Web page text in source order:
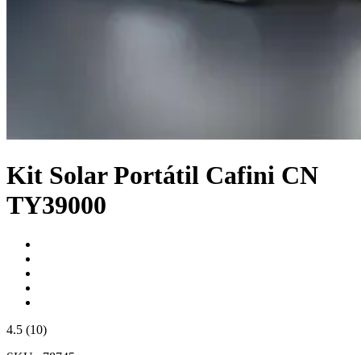
Kit Solar Portátil Cafini CN
TY39000
4.5 (10)